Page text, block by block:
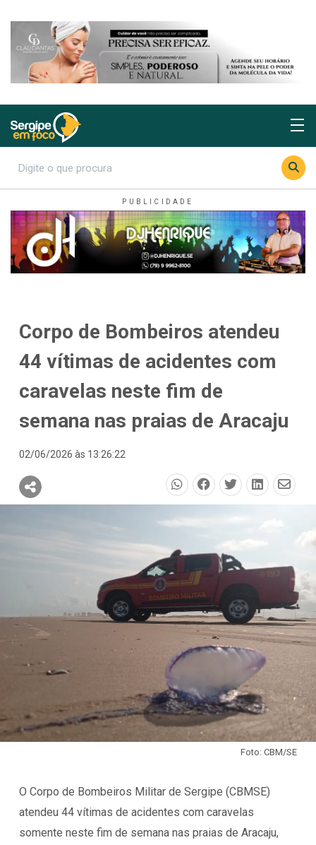
Corpo de Bombeiros atendeu
44 vítimas de acidentes com
caravelas neste fim de
semana nas praias de Aracaju
02/06/2026 às 13:26:22
Foto: CBM/SE
O Corpo de Bombeiros Militar de Sergipe (CBMSE)
atendeu 44 vítimas de acidentes com caravelas
somente neste fim de semana nas praias de Aracaju,